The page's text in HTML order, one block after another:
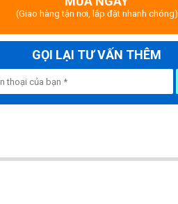
(Giao hàng tận nơi, lắp đặt nhanh chóng)
GỌI LẠI TƯ VẤN THÊM